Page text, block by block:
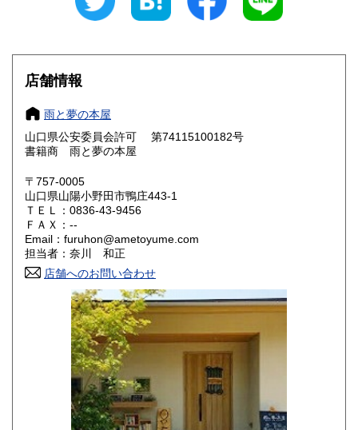
870円 千葉県
東京都 870円 神奈川県 870円
新潟県
石川県
山梨県
岐阜県 870円
愛知県
滋賀県
870円 兵庫県
870円 和歌山県
島根県
870円 広島県
店舗情報
雨と夢の本屋
山口県公安委員会許可 第74115100182号
書籍商 雨と夢の本屋
〒757-0005
山口県山陽小野田市鴨庄443-1
ＴＥＬ：0836-43-9456
ＦＡＸ：--
Email：furuhon@ametoyume.com
担当者：奈川 和正
店舗へのお問い合わせ